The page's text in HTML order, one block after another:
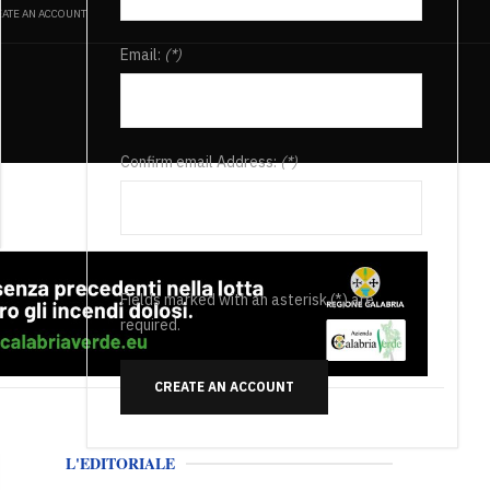
AN ACCOUNT
Email: (*)
Confirm email Address:(*)
Fields marked with an asterisk (*) are
required.
CREATE AN ACCOUNT
L'EDITORIALE